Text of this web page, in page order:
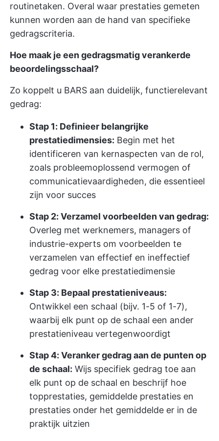
routinetaken. Overal waar prestaties gemeten
kunnen worden aan de hand van specifieke
gedragscriteria.
Hoe maak je een gedragsmatig verankerde
beoordelingsschaal?
Zo koppelt u BARS aan duidelijk, functierelevant
gedrag:
Stap 1: Definieer belangrijke
prestatiedimensies: Begin met het
identificeren van kernaspecten van de rol,
zoals probleemoplossend vermogen of
communicatievaardigheden, die essentieel
zijn voor succes
Stap 2: Verzamel voorbeelden van gedrag:
Overleg met werknemers, managers of
industrie-experts om voorbeelden te
verzamelen van effectief en ineffectief
gedrag voor elke prestatiedimensie
Stap 3: Bepaal prestatieniveaus:
Ontwikkel een schaal (bijv. 1-5 of 1-7),
waarbij elk punt op de schaal een ander
prestatieniveau vertegenwoordigt
Stap 4: Veranker gedrag aan de punten op
de schaal: Wijs specifiek gedrag toe aan
elk punt op de schaal en beschrijf hoe
topprestaties, gemiddelde prestaties en
prestaties onder het gemiddelde er in de
praktijk uitzien